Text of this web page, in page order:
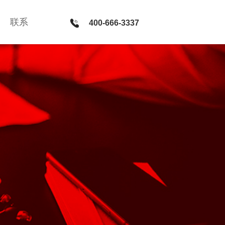
联系 400-666-3337
联系 400-666-3337
新媒体 · 服务
微官网建设 · PC网站和微信平台整合方案 · 微信公众号运
营 · H5社交游戏开发